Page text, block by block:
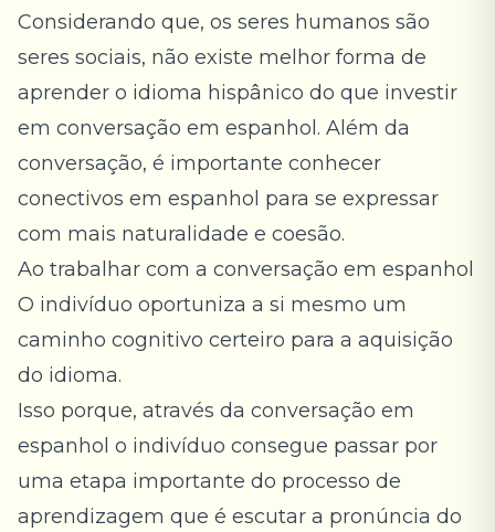
Considerando que, os seres humanos são
seres sociais, não existe melhor forma de
aprender o idioma hispânico do que investir
em conversação em espanhol. Além da
conversação, é importante conhecer
conectivos em espanhol para se expressar
com mais naturalidade e coesão.
Ao trabalhar com a conversação em espanhol
O indivíduo oportuniza a si mesmo um
caminho cognitivo certeiro para a aquisição
do idioma.
Isso porque, através da conversação em
espanhol o indivíduo consegue passar por
uma etapa importante do processo de
aprendizagem que é escutar a pronúncia do